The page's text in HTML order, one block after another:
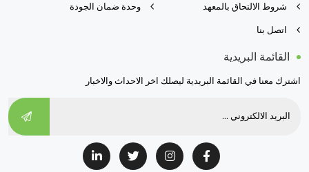
شروط الالتحاق بالمعهد
وحدة ضمان الجودة
اتصل بنا
القائمة البريدية
اشترك معنا في القائمة البريدية ليصلك اخر الاحداث والاخبار